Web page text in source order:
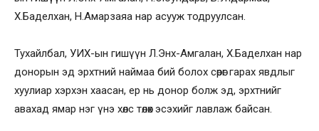
Х.Баделхан, Н.Амарзаяа нар асууж тодруулсан.
Тухайлбал, УИХ-ын гишүүн Л.Энх-Амгалан, Х.Баделхан нар
донорын эд эрхтний наймаа бий болох сөрөг гарах явдлыг
хуулиар хэрхэн хаасан, ер нь донор болж эд, эрхтнийг
авахад ямар нэг үнэ хөлс төлөх эсэхийг лавлаж байсан.